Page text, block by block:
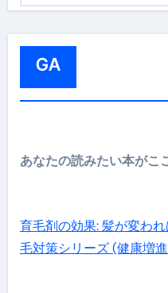
GA
あなたの読みたい本がこ
育毛剤の効果: 髪が変わ
毛対策シリーズ (健康増